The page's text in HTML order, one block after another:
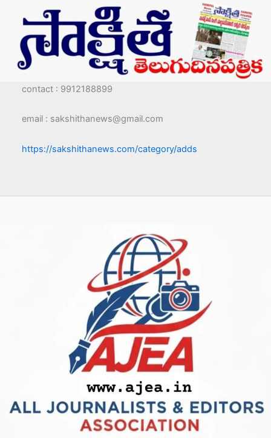
contact : 9912188899
email : sakshithanews@gmail.com
https://sakshithanews.com/category/adds